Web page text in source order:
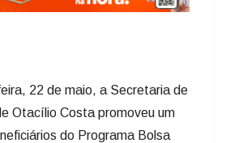
22 de maio, a Secretaria de
Otacílio Costa promoveu um
do Programa Bolsa